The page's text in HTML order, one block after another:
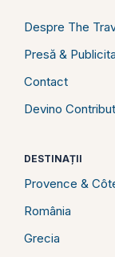
Despre The
Presă &
Contact
Devino
DESTINAȚII
Provence &
România
Grecia